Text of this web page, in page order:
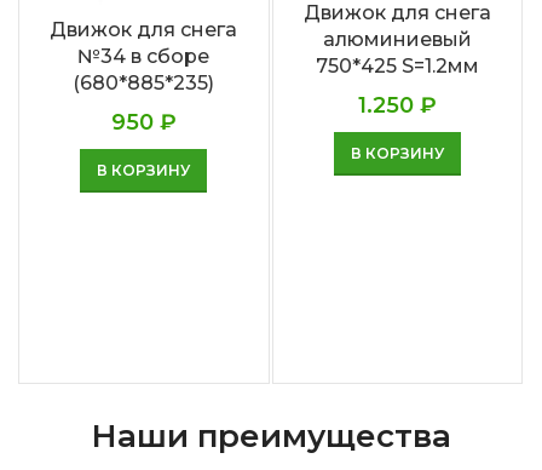
Движок для снега
№34 в сборе
(680*885*235)
950 ₽
В КОРЗИНУ
Движок для снега
алюминиевый
750*425 S=1.2мм
1.250 ₽
В КОРЗИНУ
Наши преимущества